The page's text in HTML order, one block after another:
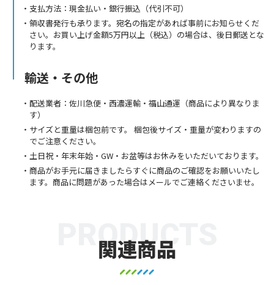
支払方法：現金払い・銀行振込（代引不可）
領収書発行も承ります。宛名の指定があれば事前にお知らせくだ
さい。お買い上げ金額5万円以上（税込）の場合は、後日郵送とな
ります。
輸送・その他
配送業者：佐川急便・西濃運輸・福山通運（商品により異なりま
す）
サイズと重量は梱包前です。 梱包後サイズ・重量が変わりますの
でご注意ください。
土日祝・年末年始・GW・お盆等はお休みをいただいております。
商品がお手元に届きましたらすぐに商品のご確認をお願いいたし
ます。商品に問題があった場合はメールでご連絡くださいませ。
関連商品
PRODUCTS